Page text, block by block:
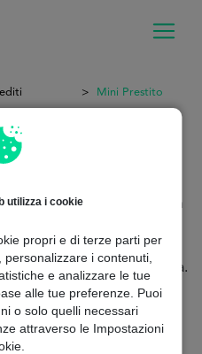
utilizza i cookie
propri e di terze parti per
i contenuti,
e analizzare le tue
alle tue preferenze. Puoi
o solo quelli necessari
attraverso le Impostazioni
Mini Prestito
rapido e semplice
? Un
processo è agile ed
al vostro ritmo di vita.
capriccio o di risolvere
Richiedete oggi stesso e
il denaro di cui avete